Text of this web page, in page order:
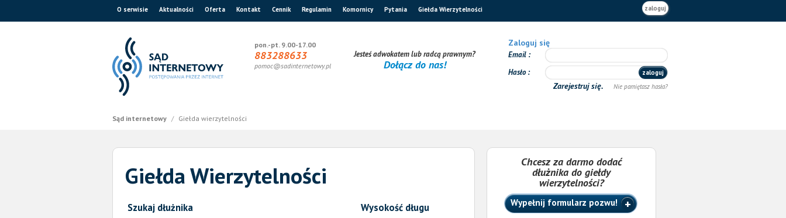
O serwisie Aktualności Oferta Kontakt Cennik Regulamin Komornicy Pytania Giełda Wierzytelności zaloguj
pon.-pt. 9.00-17.00
883288633
pomoc@sadinternetowy.pl
Jesteś adwokatem lub radcą prawnym?
Dołącz do nas!
Zaloguj się
Email
Hasło
zaloguj
Zarejestruj się. Nie pamiętasz hasła?
Sąd internetowy / Giełda wierzytelności
Giełda Wierzytelności
Szukaj dłużnika Wysokość długu
Chcesz za darmo dodać
dłużnika do giełdy
wierzytelności?
Wypełnij formularz pozwu!